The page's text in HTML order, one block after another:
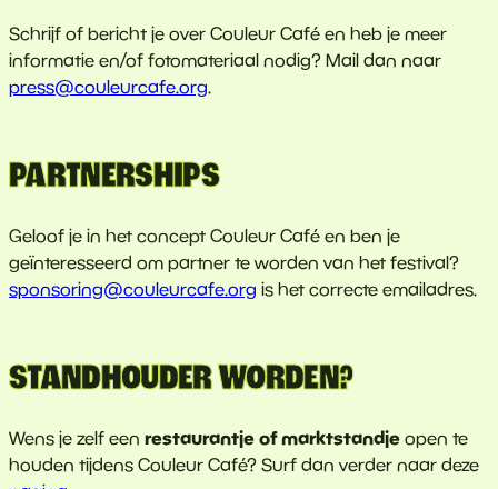
Schrijf of bericht je over Couleur Café en heb je meer
informatie en/of fotomateriaal nodig? Mail dan naar
press@couleurcafe.org.
PARTNERSHIPS
Geloof je in het concept Couleur Café en ben je
geïnteresseerd om partner te worden van het festival?
sponsoring@couleurcafe.org is het correcte emailadres.
STANDHOUDER WORDEN?
Wens je zelf een restaurantje of marktstandje open te
houden tijdens Couleur Café? Surf dan verder naar deze